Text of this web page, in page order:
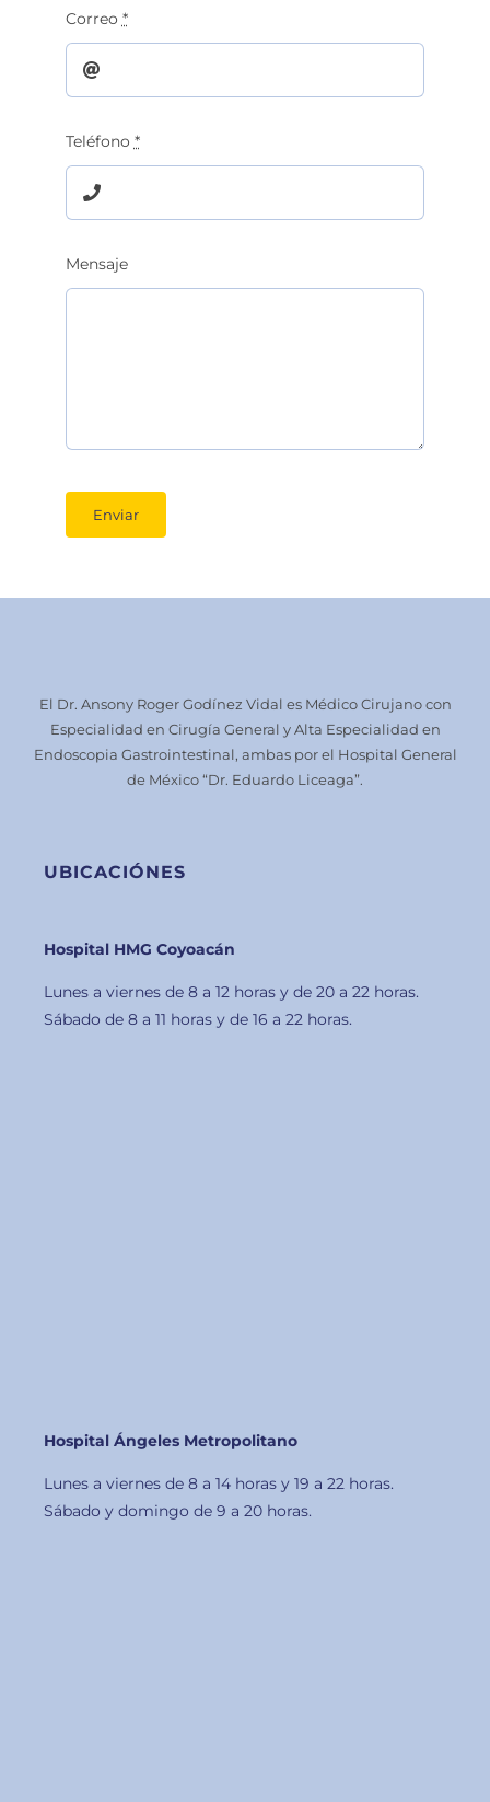
Correo *
Teléfono *
Mensaje
Enviar
UBICACIÓNES
Hospital HMG Coyoacán
Lunes a viernes de 8 a 12 horas y de 20 a 22 horas.
Sábado de 8 a 11 horas y de 16 a 22 horas.
Hospital Ángeles Metropolitano
Lunes a viernes de 8 a 14 horas y 19 a 22 horas.
Sábado y domingo de 9 a 20 horas.
El Dr. Ansony Roger Godínez Vidal es Médico Cirujano con
Especialidad en Cirugía General y Alta Especialidad en
Endoscopia Gastrointestinal, ambas por el Hospital General
de México “Dr. Eduardo Liceaga”.